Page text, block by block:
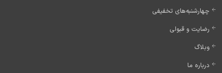
چهارشنبه‌های تخفیفی
رضایت و قبولی
وبلاگ
درباره ما